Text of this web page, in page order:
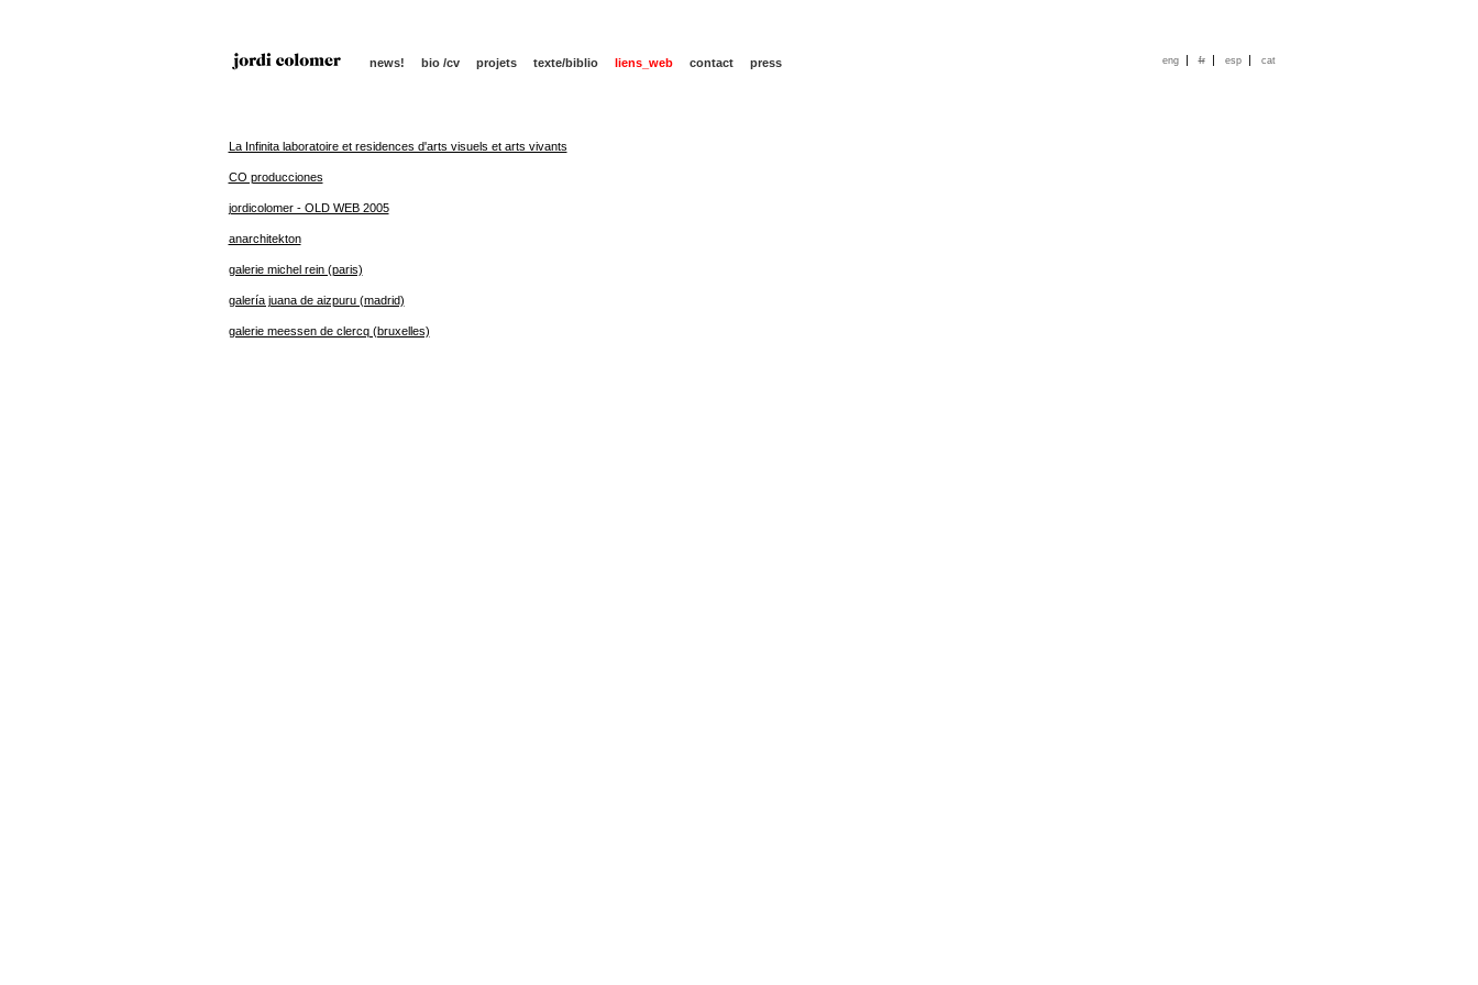
news! bio /cv projets texte/biblio liens_web contact press eng | fr | esp | cat
La Infinita laboratoire et residences d'arts visuels et arts vivants
CO producciones
jordicolomer - OLD WEB 2005
anarchitekton
galerie michel rein (paris)
galería juana de aizpuru (madrid)
galerie meessen de clercq (bruxelles)